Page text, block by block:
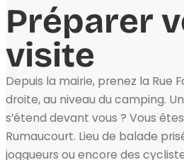
Préparer
visite
Depuis la mairie, prenez la Rue
droite, au niveau du camping.
s’étend devant vous ? Vous
Rumaucourt. Lieu de balade
joggueurs ou encore des